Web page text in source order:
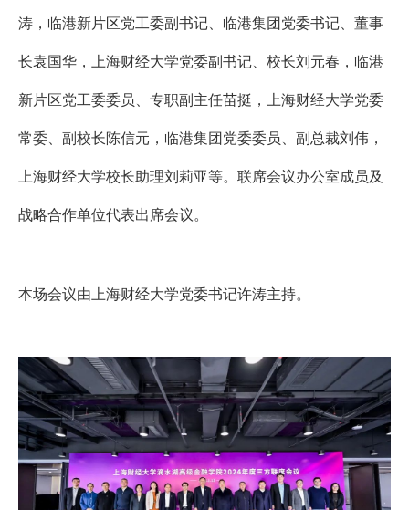
涛 ，临港新片区党工委副书记、临港集团党委书记、董事
长袁国华 ，上海财经大学党委副书记、校长刘元春 ，临港
新片区党工委委员、专职副主任苗挺 ，上海财经大学党委
常委、副校长陈信元 ，临港集团党委委员、副总裁刘伟 ，
上海财经大学校长助理刘莉亚等。 联席会议办公室成员及
战略合作单位代表出席会议。
本场会议由上海财经大学党委书记许涛主持。